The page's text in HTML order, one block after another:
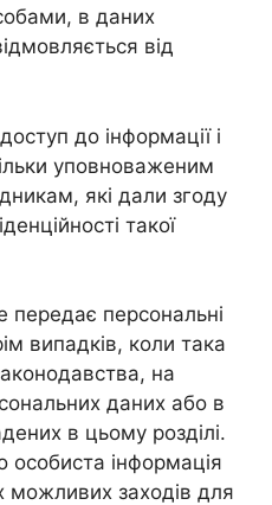
в даних
від
до інформації і
уповноваженим
які дали згоду
такої
передає персональні
випадків, коли така
на
даних або в
в цьому розділі.
особиста інформація
можливих заходів для